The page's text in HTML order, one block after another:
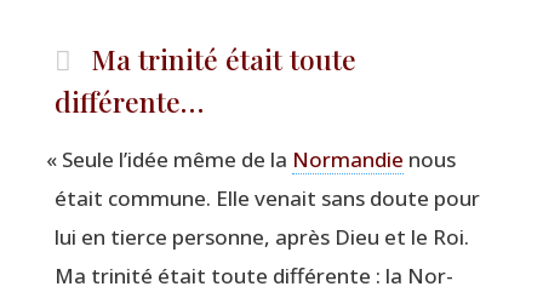
Ma trinité était toute
différente…
« Seule l’idée même de la Nor­man­die nous
était com­mune. Elle venait sans doute pour
lui en tierce per­sonne, après Dieu et le Roi.
Ma tri­ni­té était toute dif­fé­rente : la Nor­